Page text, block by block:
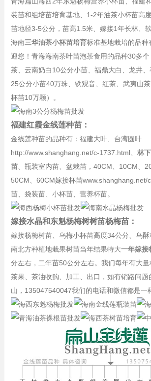
装苗和组培苗培育基地、1-2年油茶小杯苗高
苗地径3-5公分，苗高1.5米、嫁接1年长林、
海南三华油茶小杯苗培育标准基地栽培的品种
迎您！青海海南茶叶苗泡茶食用的品种30多
茶、云南奶白10公分小苗、福鼎大白、龙井
25公分小苗40万珠、铁观音、红茶、武夷山
杯苗10万颗）。
福建红霞金线莲种苗：
金线莲种苗的品种有：福建大叶、台湾圆叶
http://www.shanghang.net/c-1737.html、 林
苗、瓶装室内苗、盆栽苗，40CM、10CM、
50CM、60CM嫁接杯苗www.shanghang.net/
苗、袋装苗、小杯苗、营养杯苗。
嫁接水晶和东魁杨梅树树苗杨梅苗：
嫁接杨梅树苗、乌梅小杯苗高度34公分、乌酥
南北方种植地栽果树苗当年结果特大一年嫁接
分左右，二年苗50公分左右。我们每年有大量
茶果、茶油收购、加工、出口，如有销路问题
山，135047540047我们的电话和微信都是一